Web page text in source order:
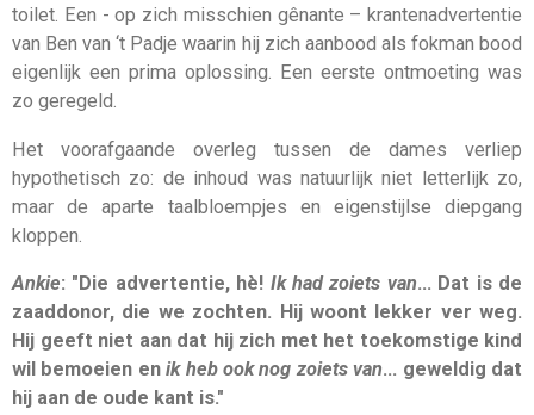
toilet. Een - op zich misschien gênante – krantenadvertentie
van Ben van ‘t Padje waarin hij zich aanbood als fokman bood
eigenlijk een prima oplossing. Een eerste ontmoeting was
zo geregeld.
Het voorafgaande overleg tussen de dames verliep
hypothetisch zo: de inhoud was natuurlijk niet letterlijk zo,
maar de aparte taalbloempjes en eigenstijlse diepgang
kloppen.
Ankie: "Die advertentie, hè! Ik had zoiets van… Dat is de
zaaddonor, die we zochten. Hij woont lekker ver weg.
Hij geeft niet aan dat hij zich met het toekomstige kind
wil bemoeien enik heb ook nog zoiets van… geweldig dat
hij aan de oude kant is."